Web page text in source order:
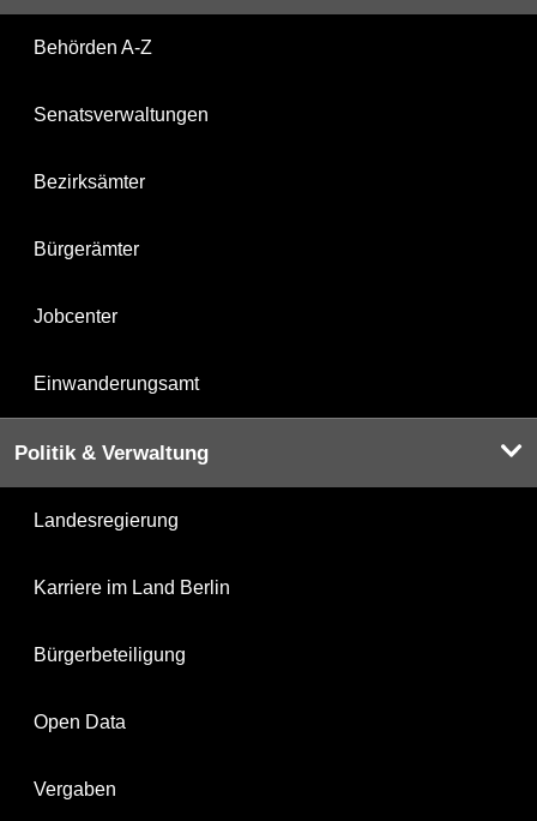
Behörden A-Z
Senatsverwaltungen
Bezirksämter
Bürgerämter
Jobcenter
Einwanderungsamt
Politik & Verwaltung
Landesregierung
Karriere im Land Berlin
Bürgerbeteiligung
Open Data
Vergaben